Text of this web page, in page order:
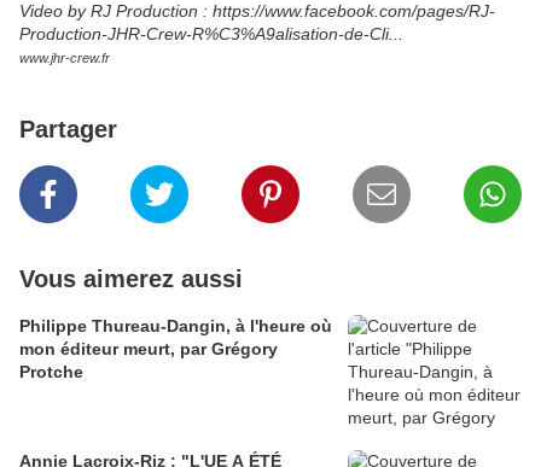
Video by RJ Production : https://www.facebook.com/pages/RJ-
Production-JHR-Crew-R%C3%A9alisation-de-Cli...
www.jhr-crew.fr
Partager
Vous aimerez aussi
Philippe Thureau-Dangin, à l'heure où
mon éditeur meurt, par Grégory
Protche
Annie Lacroix-Riz : "L'UE A ÉTÉ